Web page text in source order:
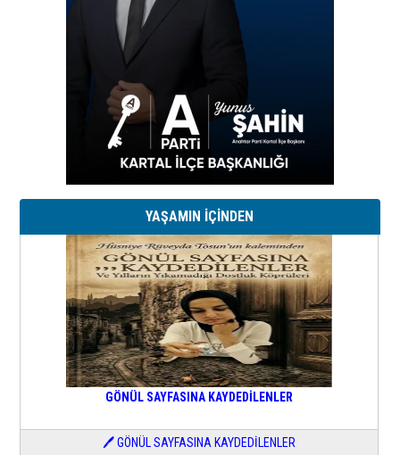
YAŞAMIN İÇİNDEN
GÖNÜL SAYFASINA KAYDEDİLENLER
🖊 GÖNÜL SAYFASINA KAYDEDİLENLER